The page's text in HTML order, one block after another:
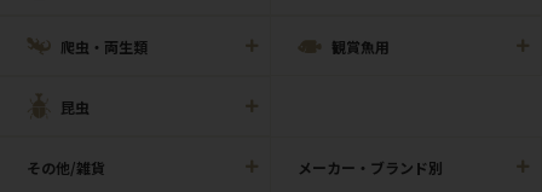
爬虫・両生類 観賞魚用
昆虫
その他/雑貨 メーカー・ブランド別